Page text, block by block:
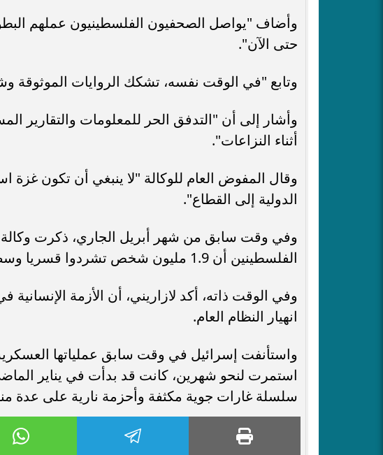
حتى الآن".
وتابع "في الوقت نفسه، تشكك الروايات الموثوقة
وأشار إلى أن "التدفق الحر للمعلومات والتقارير
أثناء النزاعات".
وقال المفوض العام للوكالة "لا ينبغي أن تكون غزة
الدولية إلى القطاع".
وفي وقت سابق من شهر أبريل الجاري، ذكرت وكالة
الفلسطينين أن 1.9 مليون شخص تشردوا قسريا وسط قصف وخوف وخسارة في قطاع غزة.
وفي الوقت ذاته، أكد لازاريني، أن الأزمة
انهيار النظام العام.
واستأنفت إسرائيل في وقت سابق عملياتها
استمرت لنحو شهرين، كانت قد بدأت في يناير
سلسلة غارات جوية مكثفة وأحزمة نارية على عدة